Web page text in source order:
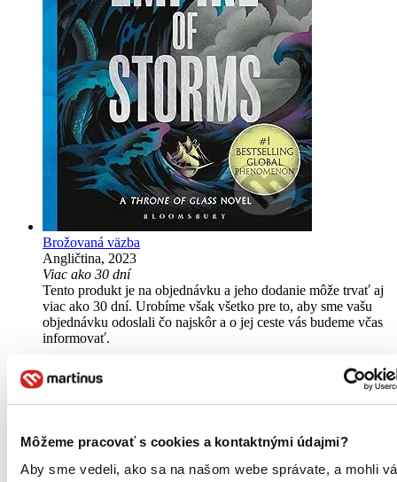
Môžeme pracovať s cookies a kontaktnými údajmi?
Aby sme vedeli, ako sa na našom webe správate, a mohli
Brožovaná väzba
Angličtina, 2023
Viac ako 30 dní
Tento produkt je na objednávku a jeho dodanie môže trvať aj
viac ako 30 dní. Urobíme však všetko pre to, aby sme vašu
objednávku odoslali čo najskôr a o jej ceste vás budeme včas
informovať.
14,20 €
Vložiť do košíka